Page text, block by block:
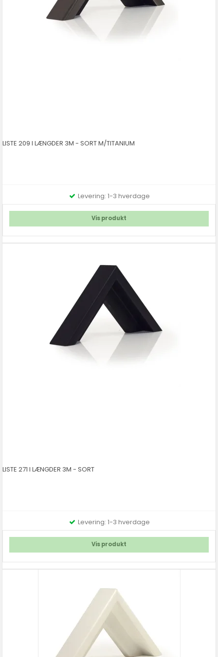
LISTE 209 I LÆNGDER 3M - SORT M/TITANIUM
Levering: 1-3 hverdage
Vis produkt
LISTE 271 I LÆNGDER 3M - SORT
Levering: 1-3 hverdage
Vis produkt